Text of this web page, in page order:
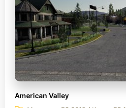
American Valley